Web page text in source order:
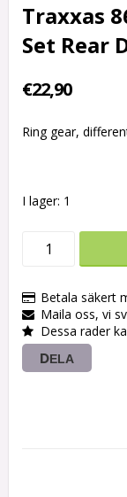
Traxxas
Set Rear
€22,90
Ring gear,
I lager: 1
Betala säkert
Maila oss, vi
Dessa rader
DELA